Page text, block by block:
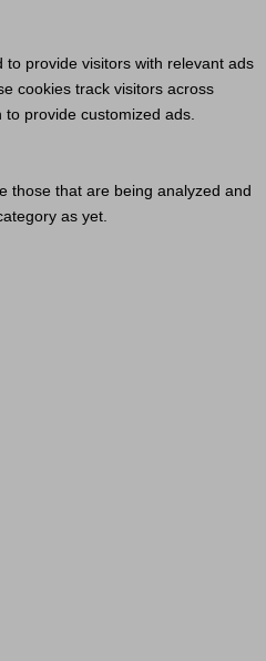
provide visitors with relevant ads
cookies track visitors across
provide customized ads.
those that are being analyzed and
as yet.